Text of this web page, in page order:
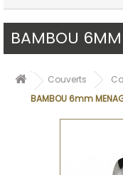
BAMBOU 6MM
Couverts
BAMBOU 6mm